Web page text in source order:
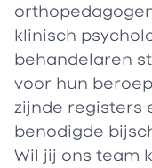
klinisch
behandelaren
voor hun
zijnde registers
benodigde
Wil jij ons team